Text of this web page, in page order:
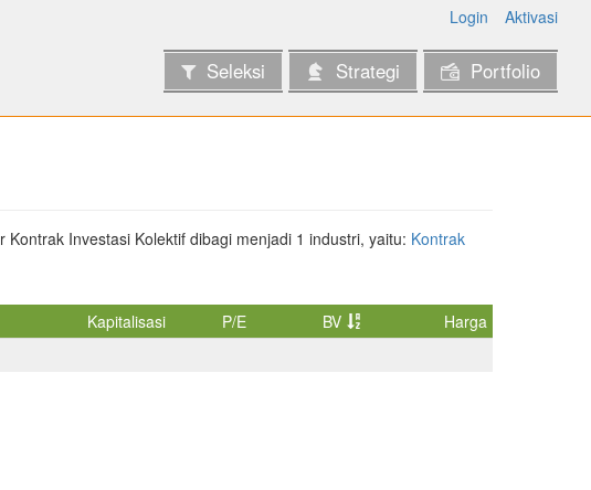
Login Aktivasi
Seleksi Strategi Portfolio
Kontrak Investasi Kolektif dibagi menjadi 1 industri, yaitu: Kontrak
Kapitalisasi P/E BV
Harga